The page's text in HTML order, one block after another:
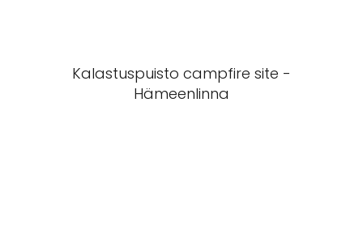
Kalastuspuisto campfire site -
Hämeenlinna